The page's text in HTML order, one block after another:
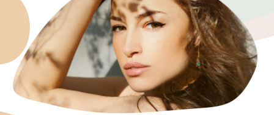
Soins
Je veux faire un bon cadeau
Plan d’accès
Prendre RDV